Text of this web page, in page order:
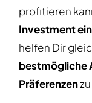
profitieren
Investment
helfen Dir
bestmögliche
Präferenzen